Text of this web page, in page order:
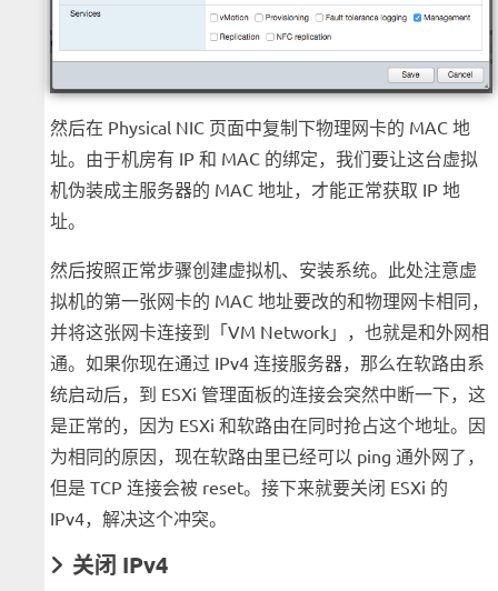
然后在 Physical NIC 页面中复制下物理网卡的 MAC 地
址。由于机房有 IP 和 MAC 的绑定，我们要让这台虚拟
机伪装成主服务器的 MAC 地址，才能正常获取 IP 地
址。
然后按照正常步骤创建虚拟机、安装系统。此处注意虚
拟机的第一张网卡的 MAC 地址要改的和物理网卡相同，
并将这张网卡连接到「VM Network」，也就是和外网相
通。如果你现在通过 IPv4 连接服务器，那么在软路由系
统启动后，到 ESXi 管理面板的连接会突然中断一下，这
是正常的，因为 ESXi 和软路由在同时抢占这个地址。因
为相同的原因，现在软路由里已经可以 ping 通外网了，
但是 TCP 连接会被 reset。接下来就要关闭 ESXi 的
IPv4，解决这个冲突。
关闭 IPv4